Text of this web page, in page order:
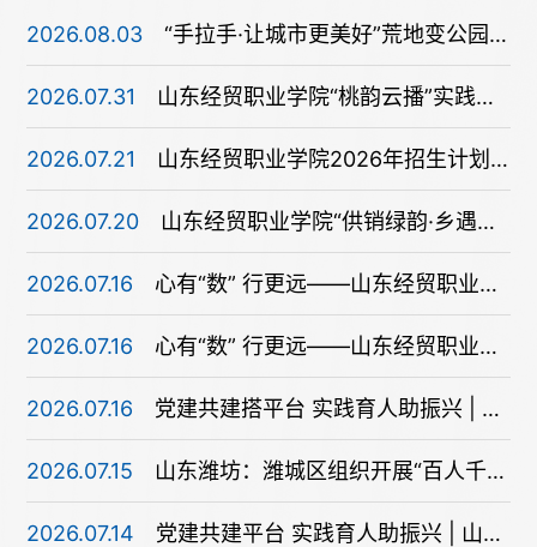
2026.08.03 “手拉手·让城市更美好”荒地变公园 市民休闲再添好去处
2026.07.31 山东经贸职业学院“桃韵云播”实践团赴蒙阴“三下乡”
2026.07.21 山东经贸职业学院2026年招生计划4200人
2026.07.20 山东经贸职业学院“供销绿韵·乡遇青春”实践团走进诸城蔡家沟
2026.07.16 心有“数” 行更远——山东经贸职业学院“诚正·心育中心”的数字化答卷
2026.07.16 心有“数” 行更远——山东经贸职业学院“诚正·心育中心”的数字化答卷
2026.07.16 党建共建搭平台 实践育人助振兴 | 山东经贸职业学院与隐士村共建基地揭牌暨志愿服务队授旗仪式顺利举行
2026.07.15 山东潍坊：潍城区组织开展“百人千场”进高校——“崇尚科学 青春无邪”主题宣讲活动启动仪式
2026.07.14 党建共建平台 实践育人助振兴 | 山东经贸职业学院与隐士村共建基地揭牌暨志愿服务队授旗仪式顺利举行